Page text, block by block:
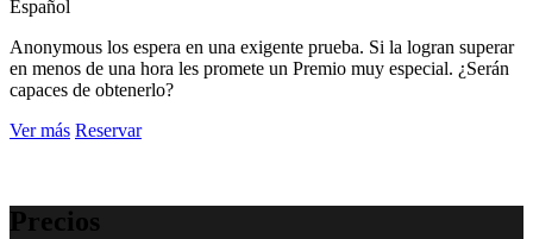
Español
Anonymous los espera en una exigente prueba. Si la logran superar
en menos de una hora les promete un Premio muy especial. ¿Serán
capaces de obtenerlo?
Ver más Reservar
Precios